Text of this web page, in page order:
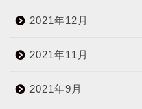
2021年12月
2021年11月
2021年9月